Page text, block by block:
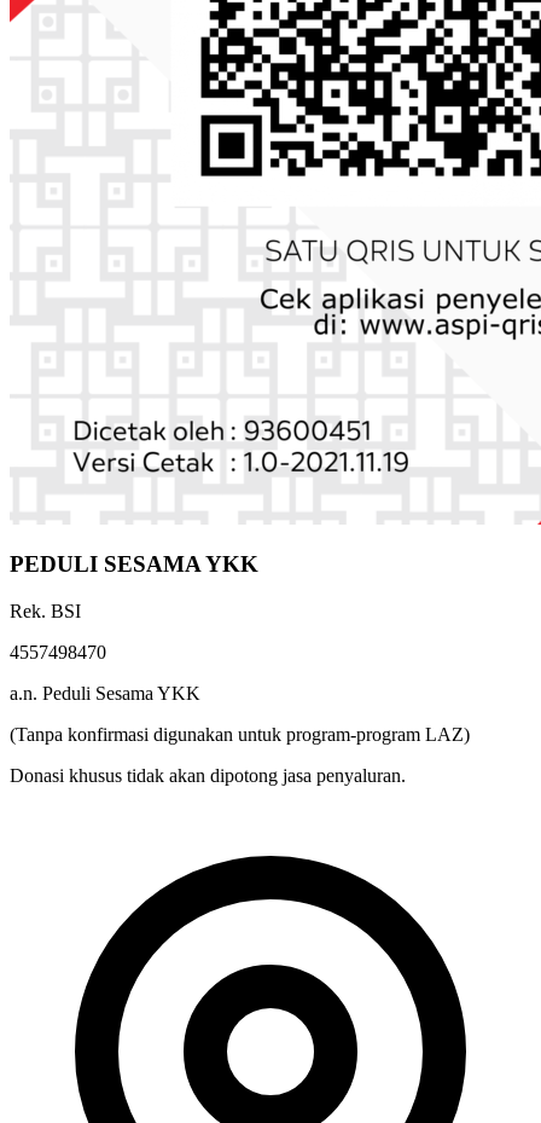
PEDULI SESAMA YKK
Rek. BSI
4557498470
a.n. Peduli Sesama YKK
(Tanpa konfirmasi digunakan untuk program-program LAZ)
Donasi khusus tidak akan dipotong jasa penyaluran.